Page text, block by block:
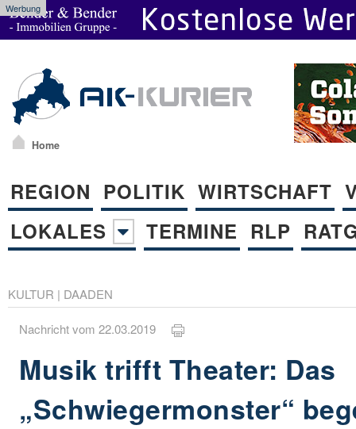
Werbung
Home
REGION POLITIK WIRTSCHAFT
LOKALES
TERMINE RLP
KULTUR | DAADEN
Nachricht vom 22.03.2019
Musik trifft Theater: Das
„Schwiegermonster“